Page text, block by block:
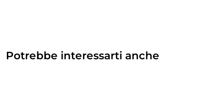
Potrebbe interessarti anche